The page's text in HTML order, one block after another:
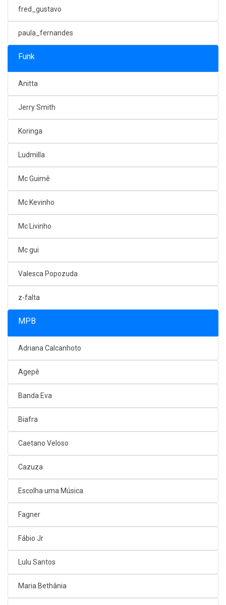
fred_gustavo
paula_fernandes
Funk
Anitta
Jerry Smith
Koringa
Ludmilla
Mc Guimê
Mc Kevinho
Mc Livinho
Mc gui
Valesca Popozuda
z-falta
MPB
Adriana Calcanhoto
Agepê
Banda Eva
Biafra
Caetano Veloso
Cazuza
Escolha uma Música
Fagner
Fábio Jr
Lulu Santos
Maria Bethânia